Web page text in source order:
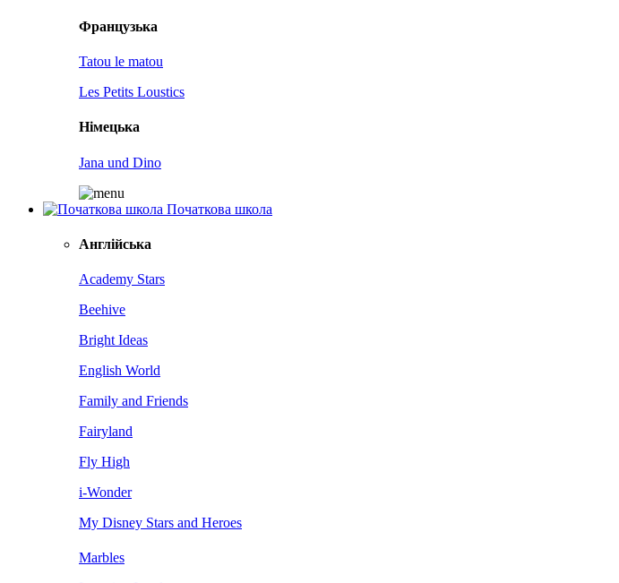
Французька
Tatou le matou
Les Petits Loustics
Німецька
Jana und Dino
Початкова школа
Англійська
Academy Stars
Beehive
Bright Ideas
English World
Family and Friends
Fairyland
Fly High
i-Wonder
My Disney Stars and Heroes
Marbles